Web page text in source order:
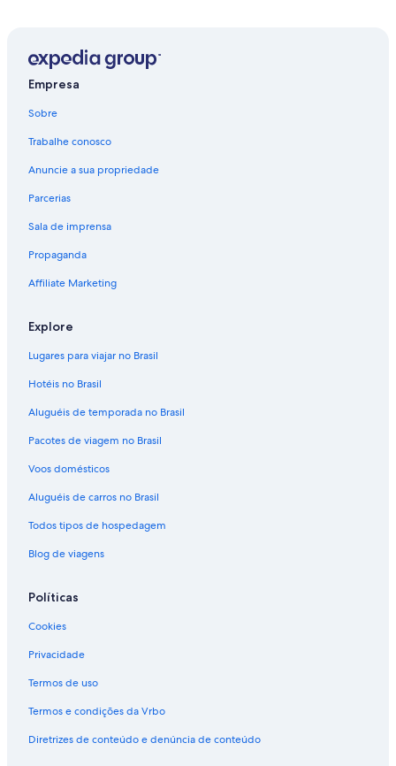
Empresa
Sobre
Trabalhe conosco
Anuncie a sua propriedade
Parcerias
Sala de imprensa
Propaganda
Affiliate Marketing
Explore
Lugares para viajar no Brasil
Hotéis no Brasil
Aluguéis de temporada no Brasil
Pacotes de viagem no Brasil
Voos domésticos
Aluguéis de carros no Brasil
Todos tipos de hospedagem
Blog de viagens
Políticas
Cookies
Privacidade
Termos de uso
Termos e condições da Vrbo
Diretrizes de conteúdo e denúncia de conteúdo